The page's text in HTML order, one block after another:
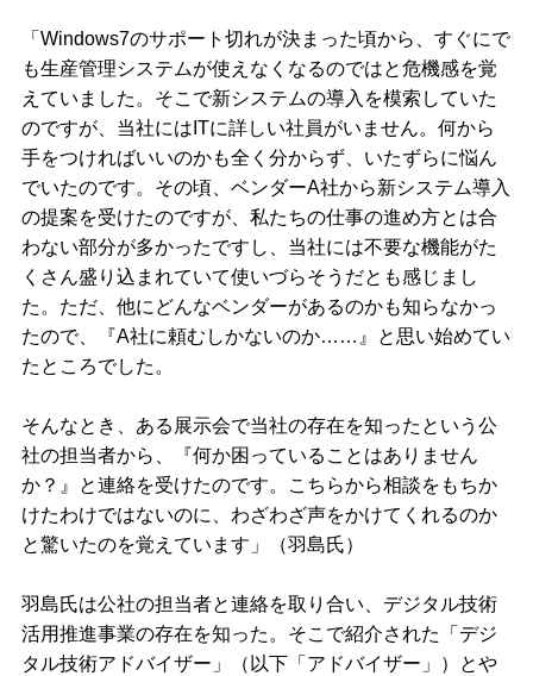
「Windows7のサポート切れが決まった頃から、すぐにで
も生産管理システムが使えなくなるのではと危機感を覚
えていました。そこで新システムの導入を模索していた
のですが、当社にはITに詳しい社員がいません。何から
手をつければいいのかも全く分からず、いたずらに悩ん
でいたのです。その頃、ベンダーA社から新システム導入
の提案を受けたのですが、私たちの仕事の進め方とは合
わない部分が多かったですし、当社には不要な機能がた
くさん盛り込まれていて使いづらそうだとも感じまし
た。ただ、他にどんなベンダーがあるのかも知らなかっ
たので、『A社に頼むしかないのか……』と思い始めてい
たところでした。
そんなとき、ある展示会で当社の存在を知ったという公
社の担当者から、『何か困っていることはありません
か？』と連絡を受けたのです。こちらから相談をもちか
けたわけではないのに、わざわざ声をかけてくれるのか
と驚いたのを覚えています」（羽島氏）
羽島氏は公社の担当者と連絡を取り合い、デジタル技術
活用推進事業の存在を知った。そこで紹介された「デジ
タル技術アドバイザー」（以下「アドバイザー」）とや